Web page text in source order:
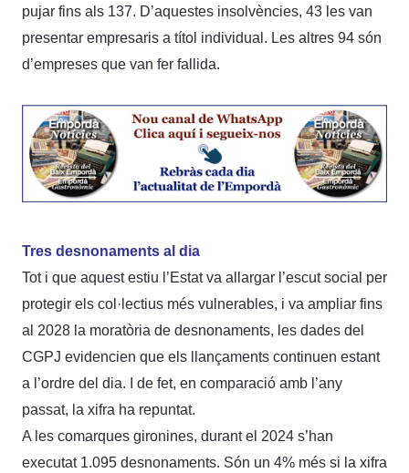
pujar fins als 137. D’aquestes insolvències, 43 les van
presentar empresaris a títol individual. Les altres 94 són
d’empreses que van fer fallida.
Tres desnonaments al dia
Tot i que aquest estiu l’Estat va allargar l’escut social per
protegir els col·lectius més vulnerables, i va ampliar fins
al 2028 la moratòria de desnonaments, les dades del
CGPJ evidencien que els llançaments continuen estant
a l’ordre del dia. I de fet, en comparació amb l’any
passat, la xifra ha repuntat.
A les comarques gironines, durant el 2024 s’han
executat 1.095 desnonaments. Són un 4% més si la xifra